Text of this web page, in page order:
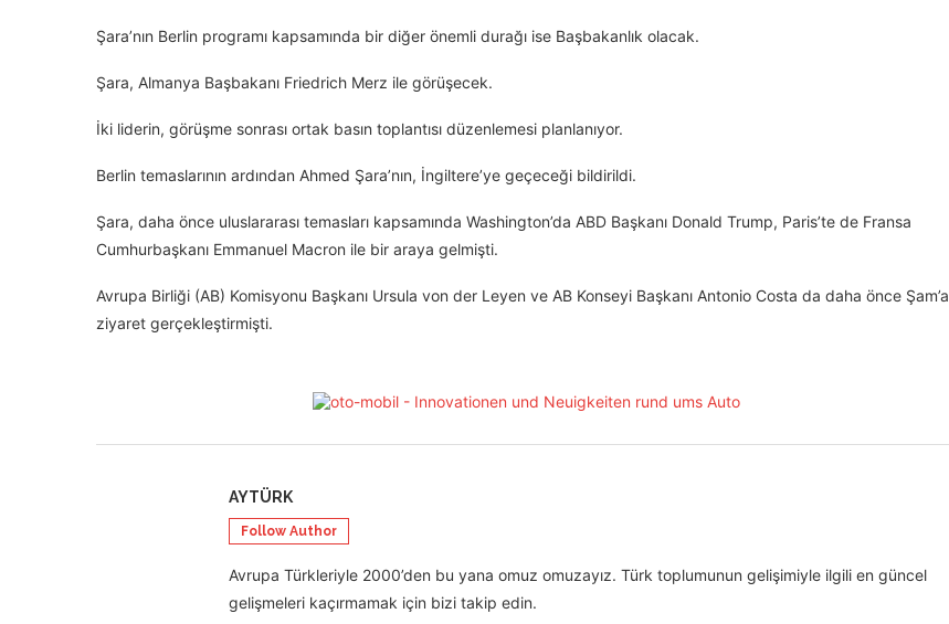
Şara’nın Berlin programı kapsamında bir diğer önemli durağı ise Başbakanlık olacak.
Şara, Almanya Başbakanı Friedrich Merz ile görüşecek.
İki liderin, görüşme sonrası ortak basın toplantısı düzenlemesi planlanıyor.
Berlin temaslarının ardından Ahmed Şara’nın, İngiltere’ye geçeceği bildirildi.
Şara, daha önce uluslararası temasları kapsamında Washington’da ABD Başkanı Donald Trump, Paris’te de Fransa
Cumhurbaşkanı Emmanuel Macron ile bir araya gelmişti.
Avrupa Birliği (AB) Komisyonu Başkanı Ursula von der Leyen ve AB Konseyi Başkanı Antonio Costa da daha önce Şam’a
ziyaret gerçekleştirmişti.
AYTÜRK
Follow Author
Avrupa Türkleriyle 2000’den bu yana omuz omuzayız. Türk toplumunun gelişimiyle ilgili en güncel
gelişmeleri kaçırmamak için bizi takip edin.